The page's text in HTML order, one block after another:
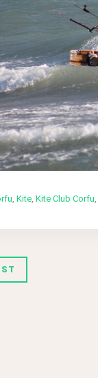
Kite Kite Club Corfu